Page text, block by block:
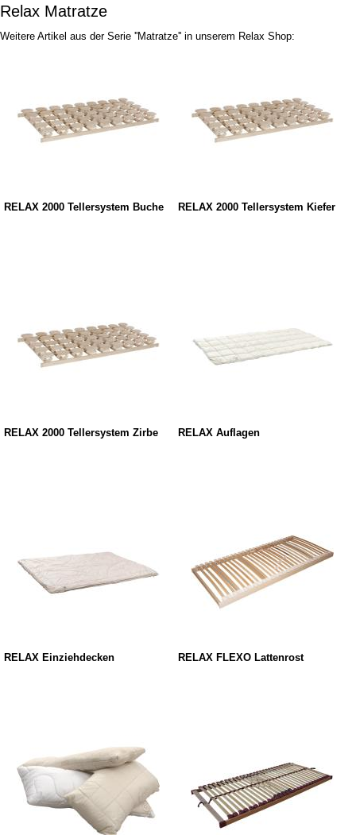
Relax Matratze
Weitere Artikel aus der Serie ''Matratze'' in unserem Relax Shop:
RELAX 2000 Tellersystem Buche RELAX 2000 Tellersystem Kiefer
RELAX 2000 Tellersystem Zirbe RELAX Auflagen
RELAX Einziehdecken RELAX FLEXO Lattenrost